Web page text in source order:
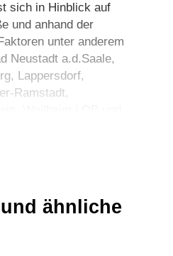
sich in Hinblick auf
und anhand der
unter anderem
Neustadt a.d.Saale,
, Lappersdorf,
Ramstadt,
ähnliche